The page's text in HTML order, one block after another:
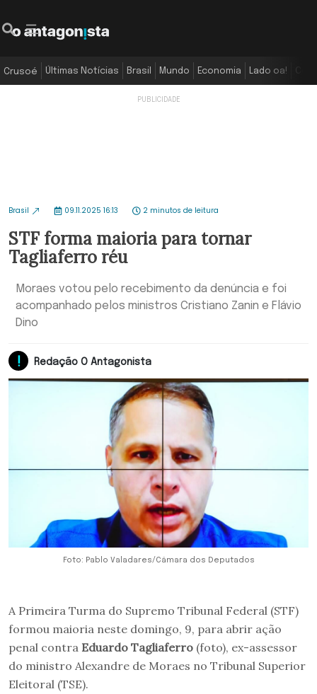
Crusoé Últimas Notícias Brasil Mundo Economia Lado oa!
Brasil 09.11.2025 16:13 2 minutos de leitura
STF forma maioria para tornar
Tagliaferro réu
Moraes votou pelo recebimento da denúncia e foi
acompanhado pelos ministros Cristiano Zanin e Flávio
Dino
Redação O Antagonista
Foto: Pablo Valadares/Câmara dos Deputados
A Primeira Turma do Supremo Tribunal Federal (STF)
formou maioria neste domingo, 9, para abrir ação
penal contra Eduardo Tagliaferro (foto), ex-assessor
do ministro Alexandre de Moraes no Tribunal Superior
Eleitoral (TSE).